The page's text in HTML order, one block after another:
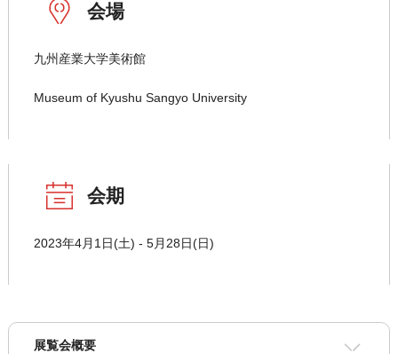
会場
九州産業大学美術館
Museum of Kyushu Sangyo University
会期
2023年4月1日(土) - 5月28日(日)
展覧会概要